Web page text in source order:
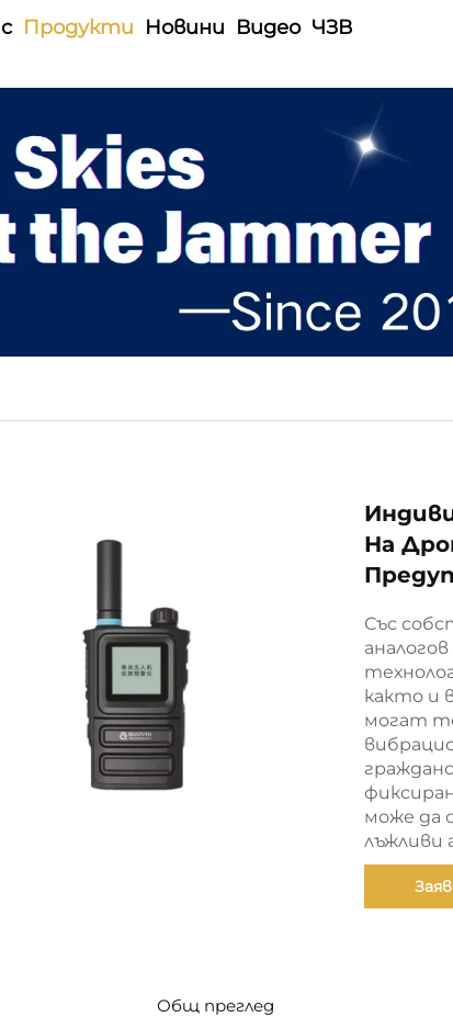
Продукти Новини Видео ЧЗВ
На
Със
както и
могат
може да
лъжливи
Общ преглед